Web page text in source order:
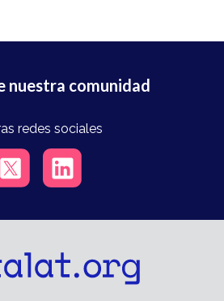
nuestra comunidad
redes sociales